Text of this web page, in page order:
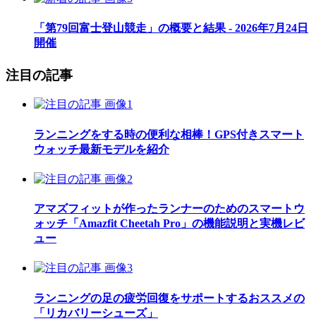
「第79回富士登山競走」の概要と結果 - 2026年7月24日
開催
注目の記事
ランニングをする時の便利な相棒！GPS付きスマート
ウォッチ最新モデルを紹介
アマズフィットが作ったランナーのためのスマートウ
ォッチ「Amazfit Cheetah Pro」の機能説明と実機レビ
ュー
ランニングの足の疲労回復をサポートするおススメの
「リカバリーシューズ」